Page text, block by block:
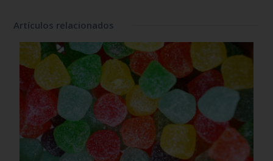
Artículos relacionados